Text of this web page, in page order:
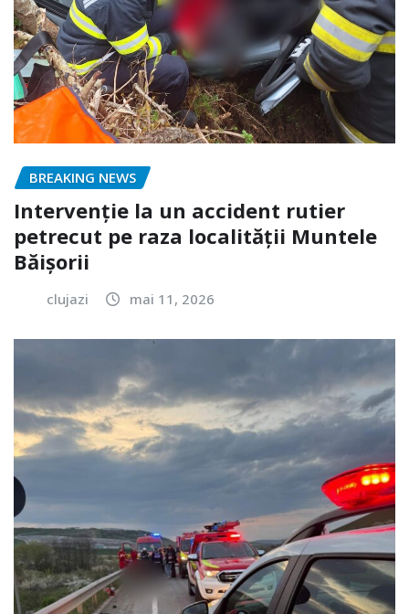
BREAKING NEWS
Intervenție la un accident rutier
petrecut pe raza localității Muntele
Băișorii
clujazi mai 11, 2026